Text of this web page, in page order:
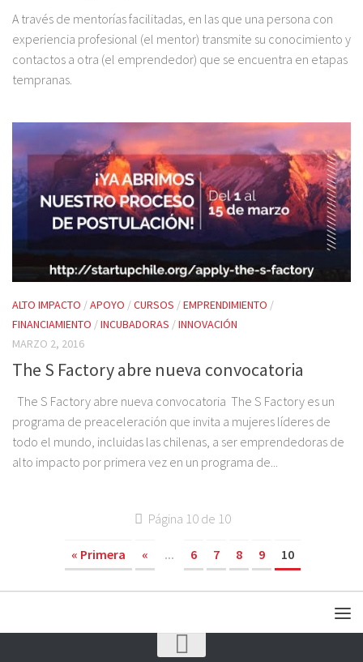
A través de mentorías facilitadas, en las que una persona con
experiencia profesional (el mentor) transmite su conocimiento y
contactos a otra (el emprendedor) que se encuentra en etapas
tempranas.
ALTO IMPACTO /APOYO /CURSOS /EMPRENDIMIENTO /
FINANCIAMIENTO /INCUBADORAS /INNOVACIÓN
MARZO 2, 2016
The S Factory abre nueva convocatoria
The S Factory abre nueva convocatoria The S Factory es un
programa de preaceleración que invita a mujeres líderes de
todo el mundo, incluidas las chilenas, a ser emprendedoras de
alto impacto por primera vez en un programa de...
Página 10 de 10
« Primera « ... 6 7 8 9 10